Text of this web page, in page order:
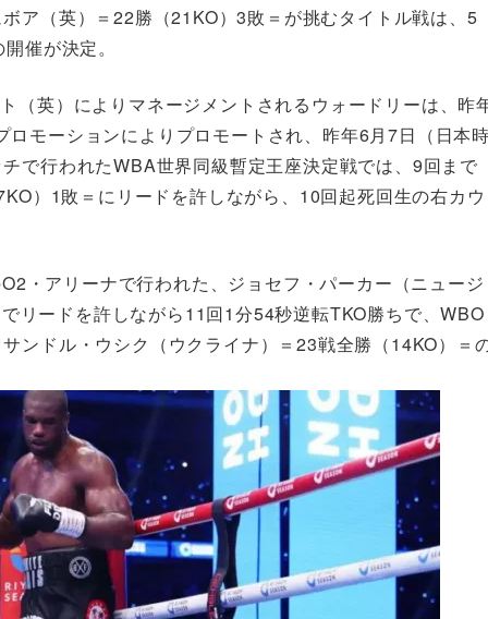
ア（英）＝22勝（21KO）3敗＝が挑むタイトル戦は、5
催が決定。
（英）によりマネージメントされるウォードリーは、昨
モーションによりプロモートされ、昨年6月7日（日本
で行われたWBA世界同級暫定王座決定戦では、9回まで
）1敗＝にリードを許しながら、10回起死回生の右カウ
・アリーナで行われた、ジョセフ・パーカー（ニュージ
リードを許しながら11回1分54秒逆転TKO勝ちで、WBO
ンドル・ウシク（ウクライナ）＝23戦全勝（14KO）＝